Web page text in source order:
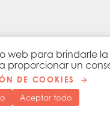
web para brindarle
proporcionar un
DE COOKIES
Aceptar todo